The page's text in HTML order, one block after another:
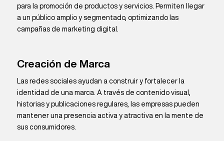
para la promoción de productos y servicios. Permiten llegar
a un público amplio y segmentado, optimizando las
campañas de marketing digital.
Creación de Marca
Las redes sociales ayudan a construir y fortalecer la
identidad de una marca. A través de contenido visual,
historias y publicaciones regulares, las empresas pueden
mantener una presencia activa y atractiva en la mente de
sus consumidores.